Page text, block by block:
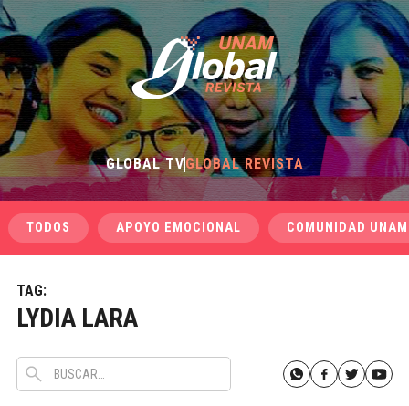
GLOBAL TVGLOBAL REVISTA
TODOS APOYO EMOCIONAL COMUNIDAD UNAM
TAG:
LYDIA LARA